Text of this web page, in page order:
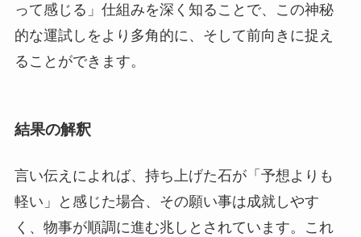
って感じる」仕組みを深く知ることで、この神秘
的な運試しをより多角的に、そして前向きに捉え
ることができます。
結果の解釈
言い伝えによれば、持ち上げた石が「予想よりも
軽い」と感じた場合、その願い事は成就しやす
く、物事が順調に進む兆しとされています。これ